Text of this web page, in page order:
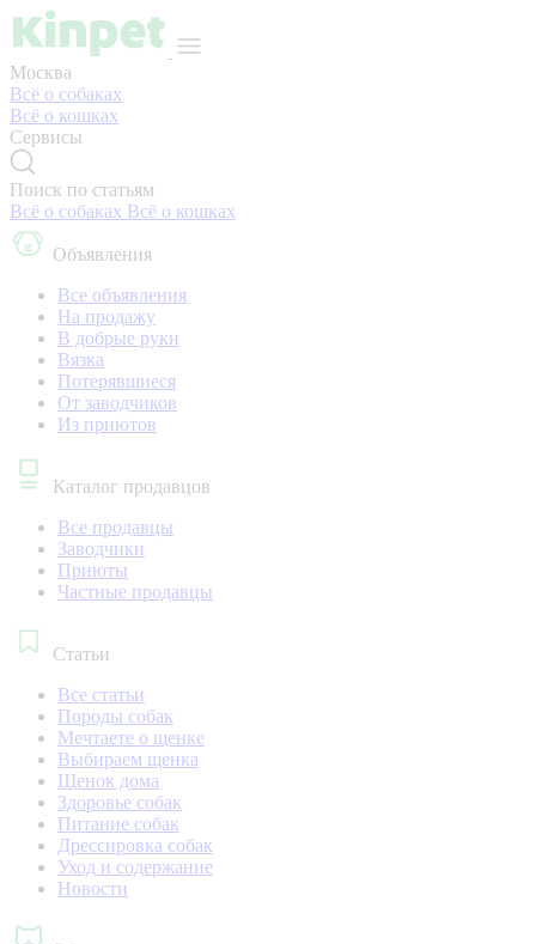
Москва
Всё о собаках
Всё о кошках
Сервисы
Поиск по статьям
Всё о собаках Всё о кошках
Объявления
Все объявления
На продажу
В добрые руки
Вязка
Потерявшиеся
От заводчиков
Из приютов
Каталог продавцов
Все продавцы
Заводчики
Приюты
Частные продавцы
Статьи
Все статьи
Породы собак
Мечтаете о щенке
Выбираем щенка
Щенок дома
Здоровье собак
Питание собак
Дрессировка собак
Уход и содержание
Новости